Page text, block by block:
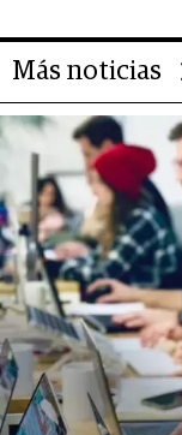
Más noticias